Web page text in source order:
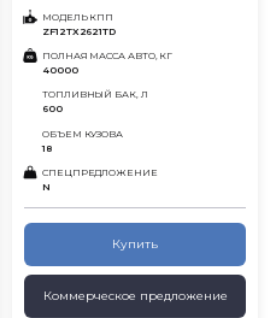
МОДЕЛЬ КПП
ZF12TX2621TD
ПОЛНАЯ МАССА АВТО, КГ
40000
ТОПЛИВНЫЙ БАК, Л
600
ОБЪЕМ КУЗОВА
18
СПЕЦПРЕДЛОЖЕНИЕ
N
Купить
Коммерческое предложение